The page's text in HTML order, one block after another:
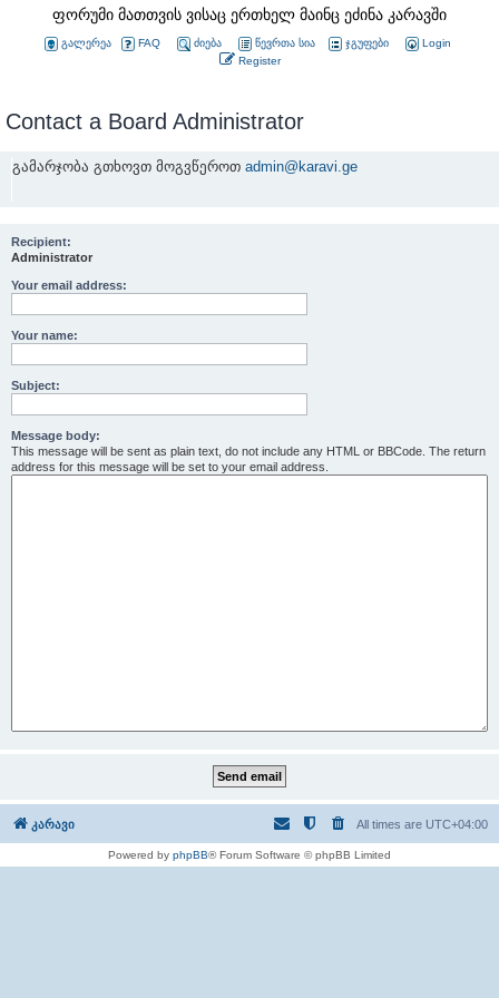
ფორუმი მათთვის ვისაც ერთხელ მაინც ეძინა კარავში
გალერეა FAQ ძიება წევრთა სია ჯგუფები
Login
Register
Contact a Board Administrator
გამარჯობა გთხოვთ მოგვწეროთ admin@karavi.ge
Recipient:
Administrator
Your email address:
Your name:
Subject:
Message body:
This message will be sent as plain text, do not include any HTML or BBCode. The return
address for this message will be set to your email address.
კარავი All times are UTC+04:00
Powered by phpBB® Forum Software © phpBB Limited